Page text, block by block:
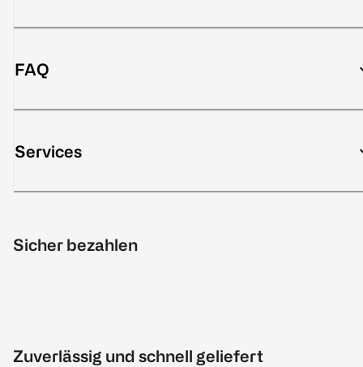
FAQ
Services
Sicher bezahlen
Zuverlässig und schnell geliefert